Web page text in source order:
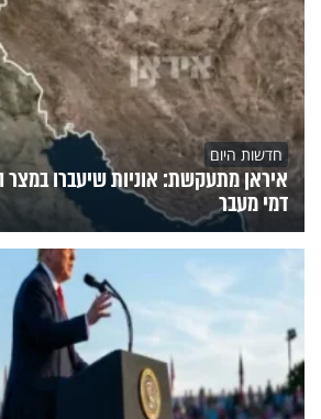
חדשות היום
איראן מתעקשת: אוניות שיעברו במצר
דמי מעבר